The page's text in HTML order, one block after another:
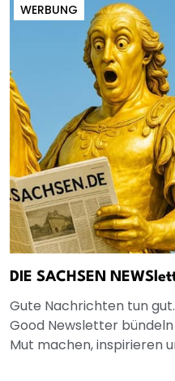
WERBUNG
DIE SACHSEN
Gute Nachrichten tun
Good Newsletter
Mut machen, inspirieren